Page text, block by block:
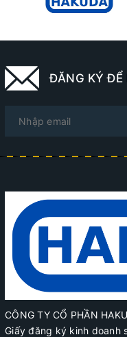
ĐĂNG KÝ ĐỂ
CÔNG TY CỔ PHẦN
Giấy đăng ký kinh doanh